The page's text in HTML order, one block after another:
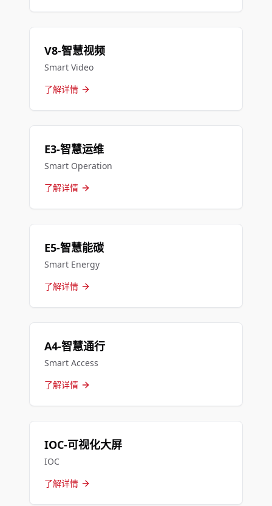
V8-智慧视频
Smart Video
了解详情
E3-智慧运维
Smart Operation
了解详情
E5-智慧能碳
Smart Energy
了解详情
A4-智慧通行
Smart Access
了解详情
IOC-可视化大屏
IOC
了解详情